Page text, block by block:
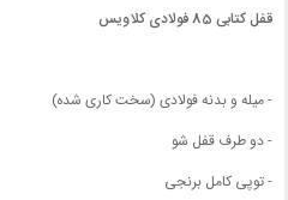
قفل کتابی 85 فولادی کلاویس
- میله و بدنه فولادی (سخت کاری شده)
- دو طرف قفل شو
- توپی کامل برنجی